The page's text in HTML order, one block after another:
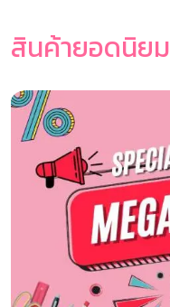
สินค้ายอดนิยม